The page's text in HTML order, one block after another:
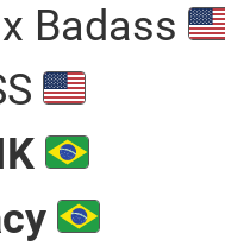
Badass